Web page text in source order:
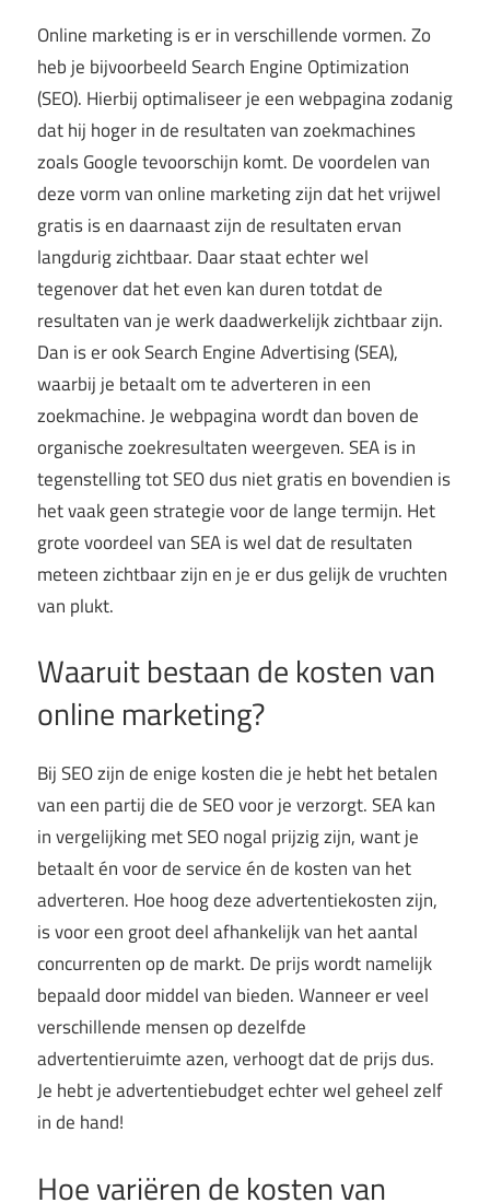
Online marketing is er in verschillende vormen. Zo
heb je bijvoorbeeld Search Engine Optimization
(SEO). Hierbij optimaliseer je een webpagina zodanig
dat hij hoger in de resultaten van zoekmachines
zoals Google tevoorschijn komt. De voordelen van
deze vorm van online marketing zijn dat het vrijwel
gratis is en daarnaast zijn de resultaten ervan
langdurig zichtbaar. Daar staat echter wel
tegenover dat het even kan duren totdat de
resultaten van je werk daadwerkelijk zichtbaar zijn.
Dan is er ook Search Engine Advertising (SEA),
waarbij je betaalt om te adverteren in een
zoekmachine. Je webpagina wordt dan boven de
organische zoekresultaten weergeven. SEA is in
tegenstelling tot SEO dus niet gratis en bovendien is
het vaak geen strategie voor de lange termijn. Het
grote voordeel van SEA is wel dat de resultaten
meteen zichtbaar zijn en je er dus gelijk de vruchten
van plukt.
Waaruit bestaan de kosten van
online marketing?
Bij SEO zijn de enige kosten die je hebt het betalen
van een partij die de SEO voor je verzorgt. SEA kan
in vergelijking met SEO nogal prijzig zijn, want je
betaalt én voor de service én de kosten van het
adverteren. Hoe hoog deze advertentiekosten zijn,
is voor een groot deel afhankelijk van het aantal
concurrenten op de markt. De prijs wordt namelijk
bepaald door middel van bieden. Wanneer er veel
verschillende mensen op dezelfde
advertentieruimte azen, verhoogt dat de prijs dus.
Je hebt je advertentiebudget echter wel geheel zelf
in de hand!
Hoe variëren de kosten van